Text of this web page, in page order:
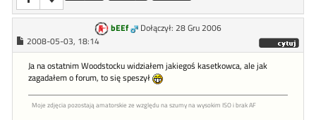
bEEf
Dołączył: 28 Gru 2006
2008-05-03, 18:14
Ja na ostatnim Woodstocku widziałem jakiegoś kasetkowca, ale jak
zagadałem o forum, to się speszył
Moje zdjęcia pozostają amatorskie ze względu na szumy na wysokim ISO i brak AF